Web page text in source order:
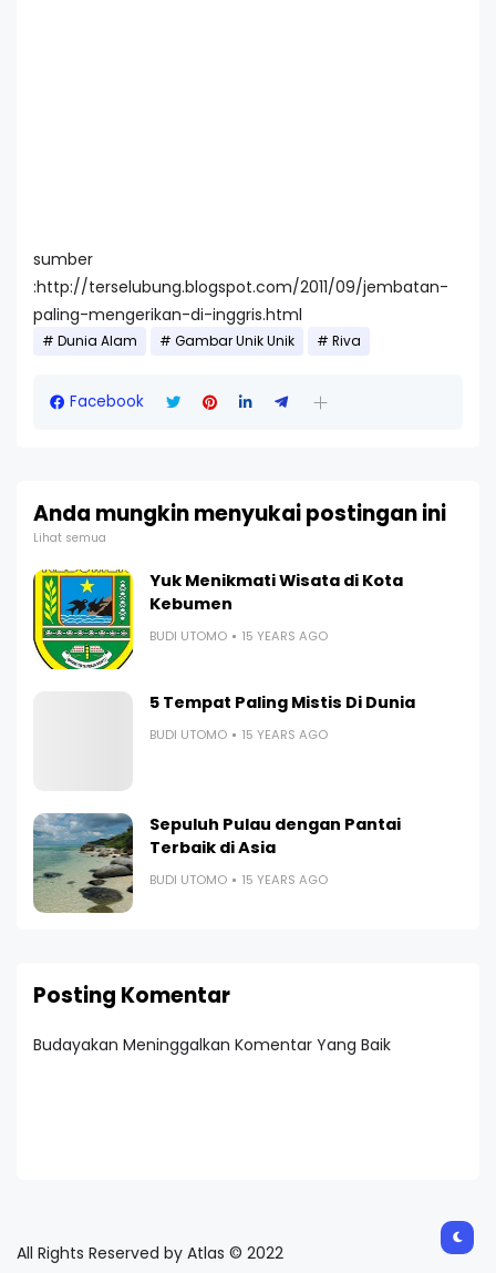
sumber
:http://terselubung.blogspot.com/2011/09/jembatan-
paling-mengerikan-di-inggris.html
Dunia Alam Gambar Unik Unik Riva
Facebook
Anda mungkin menyukai postingan ini
Lihat semua
Yuk Menikmati Wisata di Kota
Kebumen
BUDI UTOMO 15 YEARS AGO
5 Tempat Paling Mistis Di Dunia
BUDI UTOMO 15 YEARS AGO
Sepuluh Pulau dengan Pantai
Terbaik di Asia
BUDI UTOMO 15 YEARS AGO
Posting Komentar
Budayakan Meninggalkan Komentar Yang Baik
All Rights Reserved by Atlas © 2022